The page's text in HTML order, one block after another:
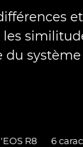
les
système
R8 6